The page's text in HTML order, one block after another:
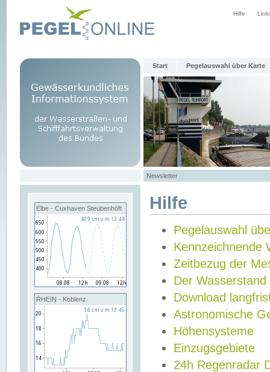
Hilfe
Start Pegelauswahl über Karte
Newsletter
Elbe - Cuxhaven Steubenhöft
RHEIN - Koblenz
Hilfe
Pegelauswahl
Kennzeichnende
Zeitbezug der
Der Wasserstand
Download
Astronomische
Höhensysteme
Einzugsgebiete
24h Regenradar